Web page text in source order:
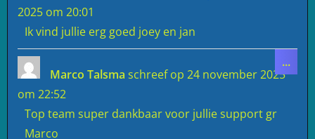
2025 om 20:01
Ik vind jullie erg goed joey en jan
Marco Talsma schreef op 24 november 2025
om 22:52
Top team super dankbaar voor jullie support gr
Marco
...
deze